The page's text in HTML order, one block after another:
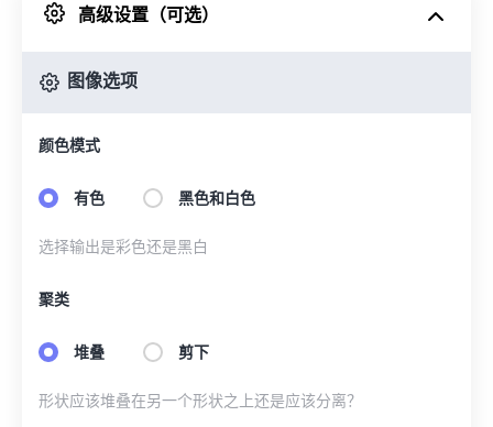
来自 Google Drive
高级设置（可选）
图像选项
颜色模式
有色 黑色和白色
选择输出是彩色还是黑白
聚类
堆叠 剪下
形状应该堆叠在另一个形状之上还是应该分离？